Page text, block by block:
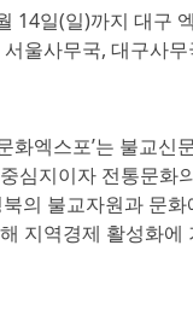
14일(일)까지 대
울사무국, 대구사
화엑스포’는 불교
심지이자 전통문
의 불교자원과 문
지역경제 활성화